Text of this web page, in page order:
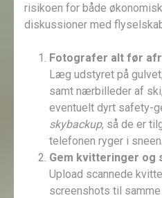
risikoen for både
diskussioner med
Fotografer alt før
Læg udstyret på
samt nærbilleder af
eventuelt dyrt safety-
skybackup, så de er
telefonen ryger i sneen.
Gem kvitteringer og
Upload scannede
screenshots til